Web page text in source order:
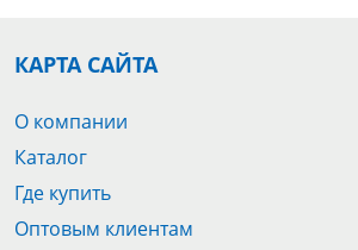
КАРТА САЙТА
О компании
Каталог
Где купить
Оптовым клиентам